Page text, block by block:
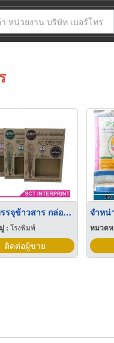
กล่องบรรจุข้าวสาร กล่องสินค้าเกษตร พระราม2 บางขุนเทียน
: โรงพิมพ์
ติดต่อผู้ขาย
หมวด